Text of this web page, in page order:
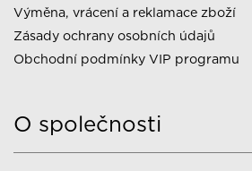
Výměna, vrácení a reklamace zboží
Zásady ochrany osobních údajů
Obchodní podmínky VIP programu
O společnosti